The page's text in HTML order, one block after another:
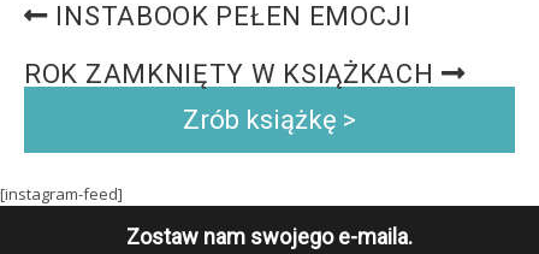
INSTABOOK PEŁEN EMOCJI
ROK ZAMKNIĘTY W KSIĄŻKACH
Zrób książkę >
[instagram-feed]
Zostaw nam swojego e-maila.